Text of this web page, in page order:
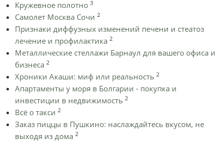
Кружевное полотно 3
Самолет Москва Сочи 2
Признаки диффузных изменений печени и стеатоз
лечение и профилактика 2
Металлические стеллажи Барнаул для вашего офиса и
бизнеса 2
Хроники Акаши: миф или реальность 2
Апартаменты у моря в Болгарии - покупка и
инвестиции в недвижимость 2
Всё о такси 2
Заказ пиццы в Пушкино: наслаждайтесь вкусом, не
выходя из дома 2